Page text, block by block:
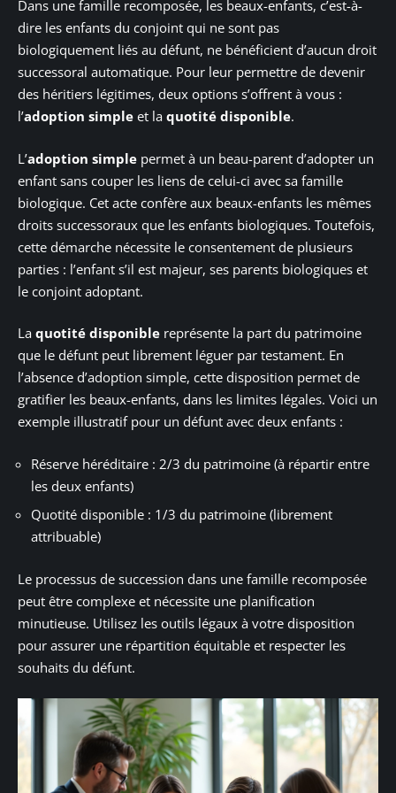
Dans une famille recomposée, les beaux-enfants, c’est-à-
dire les enfants du conjoint qui ne sont pas
biologiquement liés au défunt, ne bénéficient d’aucun droit
successoral automatique. Pour leur permettre de devenir
des héritiers légitimes, deux options s’offrent à vous :
l’adoption simple et la quotité disponible.
L’adoption simple permet à un beau-parent d’adopter un
enfant sans couper les liens de celui-ci avec sa famille
biologique. Cet acte confère aux beaux-enfants les mêmes
droits successoraux que les enfants biologiques. Toutefois,
cette démarche nécessite le consentement de plusieurs
parties : l’enfant s’il est majeur, ses parents biologiques et
le conjoint adoptant.
La quotité disponible représente la part du patrimoine
que le défunt peut librement léguer par testament. En
l’absence d’adoption simple, cette disposition permet de
gratifier les beaux-enfants, dans les limites légales. Voici un
exemple illustratif pour un défunt avec deux enfants :
Réserve héréditaire : 2/3 du patrimoine (à répartir entre
les deux enfants)
Quotité disponible : 1/3 du patrimoine (librement
attribuable)
Le processus de succession dans une famille recomposée
peut être complexe et nécessite une planification
minutieuse. Utilisez les outils légaux à votre disposition
pour assurer une répartition équitable et respecter les
souhaits du défunt.